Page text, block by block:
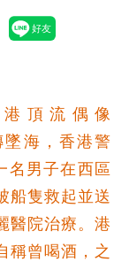
頂流偶像
墜海，香港警
名男子在西區
船隻救起並送
醫院治療。港
稱曾喝酒，之